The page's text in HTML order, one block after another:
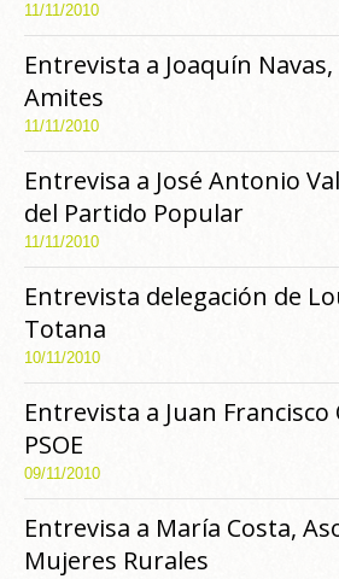
11/11/2010
Entrevista a Joaquín
Amites
11/11/2010
Entrevisa a José Antonio
del Partido Popular
11/11/2010
Entrevista delegación de
Totana
10/11/2010
Entrevista a Juan
PSOE
09/11/2010
Entrevisa a María Costa,
Mujeres Rurales